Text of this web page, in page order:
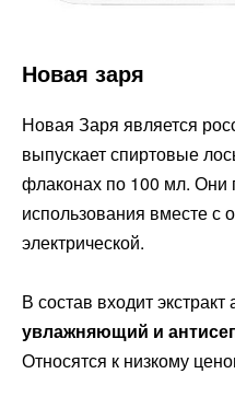
Новая заря
Новая Заря является
выпускает спиртовые
флаконах по 100 мл. Они
использования вместе с
электрической.
В состав входит
увлажняющий и
Относятся к низкому